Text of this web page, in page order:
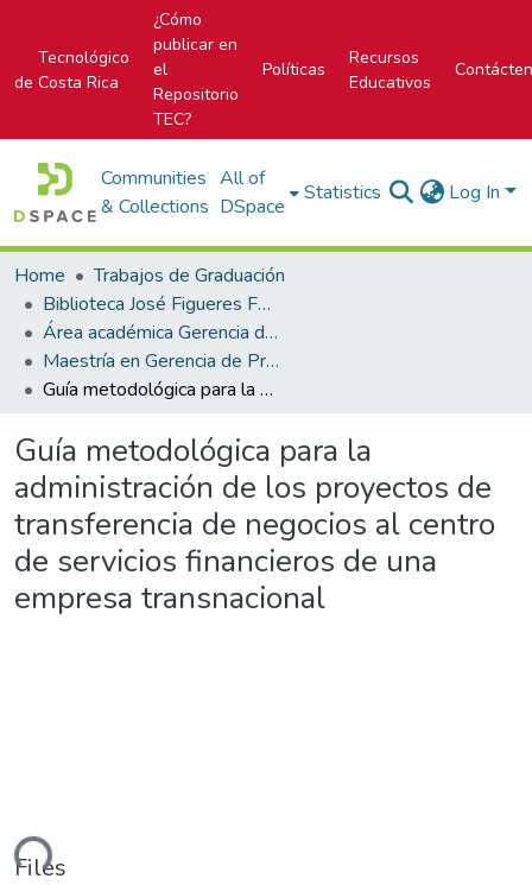
Tecnológico
de Costa Rica
¿Cómo
publicar en
el
Repositorio
TEC?
Políticas
Recursos
Educativos
Communities
& Collections
All of
DSpace
Statistics Log In
Home
Trabajos de Graduación
Biblioteca José Figueres Ferrer
Área académica Gerencia de Proyectos
Maestría en Gerencia de Proyectos
Guía metodológica para la administración de los proyectos de transferencia de negocios al centro de servicios financieros de una empresa transnacional
Guía metodológica para la
administración de los proyectos de
transferencia de negocios al centro
de servicios financieros de una
empresa transnacional
Files